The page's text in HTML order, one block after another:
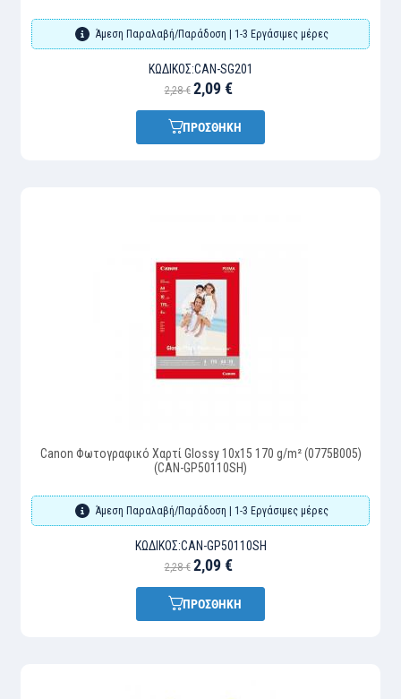
Άμεση Παραλαβή/Παράδοση | 1-3 Εργάσιμες μέρες
ΚΩΔΙΚΌΣ:CAN-SG201
2,28 € 2,09 €
ΠΡΟΣΘΗΚΗ
Canon Φωτογραφικό Χαρτί Glossy 10x15 170 g/m² (0775B005)
(CAN-GP50110SH)
Άμεση Παραλαβή/Παράδοση | 1-3 Εργάσιμες μέρες
ΚΩΔΙΚΌΣ:CAN-GP50110SH
2,28 € 2,09 €
ΠΡΟΣΘΗΚΗ